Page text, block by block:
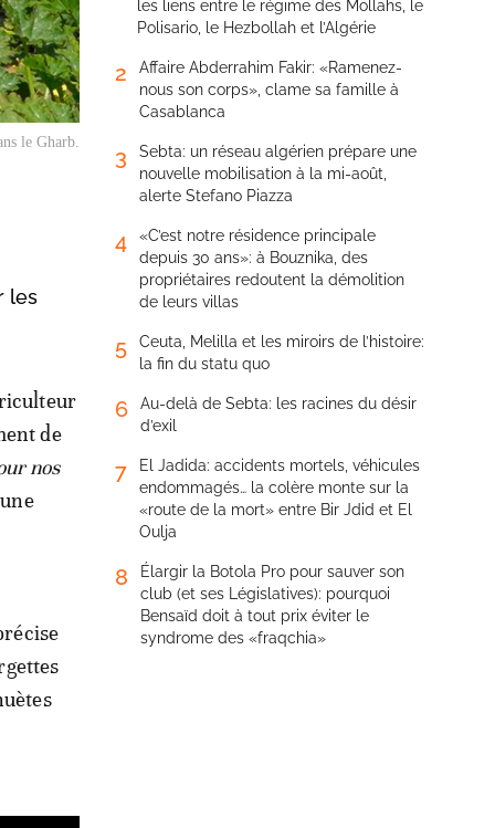
le Gharb.
les
de
nos
les liens entre le régime des Mollahs, le
Polisario, le Hezbollah et l’Algérie
2
Affaire Abderrahim Fakir: «Ramenez-
nous son corps», clame sa famille à
Casablanca
3
Sebta: un réseau algérien prépare une
nouvelle mobilisation à la mi-août,
alerte Stefano Piazza
4
«C’est notre résidence principale
depuis 30 ans»: à Bouznika, des
propriétaires redoutent la démolition
de leurs villas
5
Ceuta, Melilla et les miroirs de l’histoire:
la fin du statu quo
6
Au-delà de Sebta: les racines du désir
d’exil
7
El Jadida: accidents mortels, véhicules
endommagés… la colère monte sur la
«route de la mort» entre Bir Jdid et El
Oulja
8
Élargir la Botola Pro pour sauver son
club (et ses Législatives): pourquoi
Bensaïd doit à tout prix éviter le
syndrome des «fraqchia»